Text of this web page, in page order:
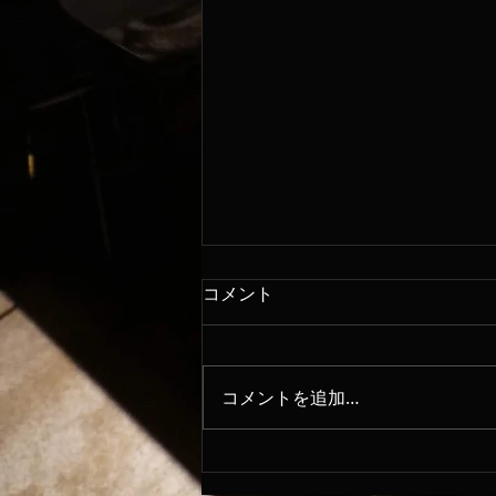
8/6
コメント
コメントを追加…